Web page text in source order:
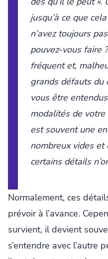
jusqu’à ce que
n’avez toujours
pouvez-vous faire
fréquent et,
grands défauts du
vous être
modalités de
est souvent une
nombreux vides et
certains détails
Normalement, ces
prévoir à l’avance.
survient, il devient
s’entendre avec l’autre